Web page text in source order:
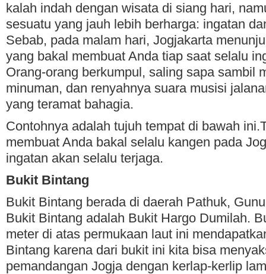
kalah indah dengan wisata di siang hari,
sesuatu yang jauh lebih berharga: ingatan
Sebab, pada malam hari, Jogjakarta
yang bakal membuat Anda tiap saat selalu
Orang-orang berkumpul, saling sapa sambil
minuman, dan renyahnya suara musisi
yang teramat bahagia.
Contohnya adalah tujuh tempat di bawah
membuat Anda bakal selalu kangen pada
ingatan akan selalu terjaga.
Bukit Bintang
Bukit Bintang berada di daerah Pathuk,
Bukit Bintang adalah Bukit Hargo Dumilah.
meter di atas permukaan laut ini
Bintang karena dari bukit ini kita bisa
pemandangan Jogja dengan kerlap-kerlip